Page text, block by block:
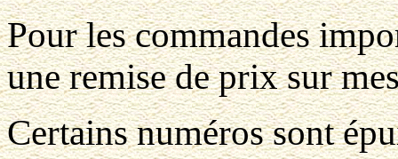
Pour les commandes
une remise de prix sur
Certains numéros sont